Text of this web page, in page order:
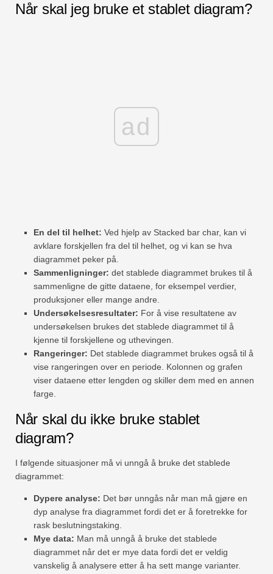
Når skal jeg bruke et stablet diagram?
ad
En del til helhet: Ved hjelp av Stacked bar char, kan vi
avklare forskjellen fra del til helhet, og vi kan se hva
diagrammet peker på.
Sammenligninger: det stablede diagrammet brukes til å
sammenligne de gitte dataene, for eksempel verdier,
produksjoner eller mange andre.
Undersøkelsesresultater: For å vise resultatene av
undersøkelsen brukes det stablede diagrammet til å
kjenne til forskjellene og uthevingen.
Rangeringer: Det stablede diagrammet brukes også til å
vise rangeringen over en periode. Kolonnen og grafen
viser dataene etter lengden og skiller dem med en annen
farge.
Når skal du ikke bruke stablet
diagram?
I følgende situasjoner må vi unngå å bruke det stablede
diagrammet:
Dypere analyse: Det bør unngås når man må gjøre en
dyp analyse fra diagrammet fordi det er å foretrekke for
rask beslutningstaking.
Mye data: Man må unngå å bruke det stablede
diagrammet når det er mye data fordi det er veldig
vanskelig å analysere etter å ha sett mange varianter.